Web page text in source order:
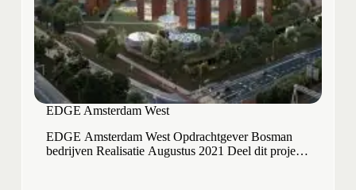
EDGE Amsterdam West
EDGE Amsterdam West Opdrachtgever Bosman
bedrijven Realisatie Augustus 2021 Deel dit project